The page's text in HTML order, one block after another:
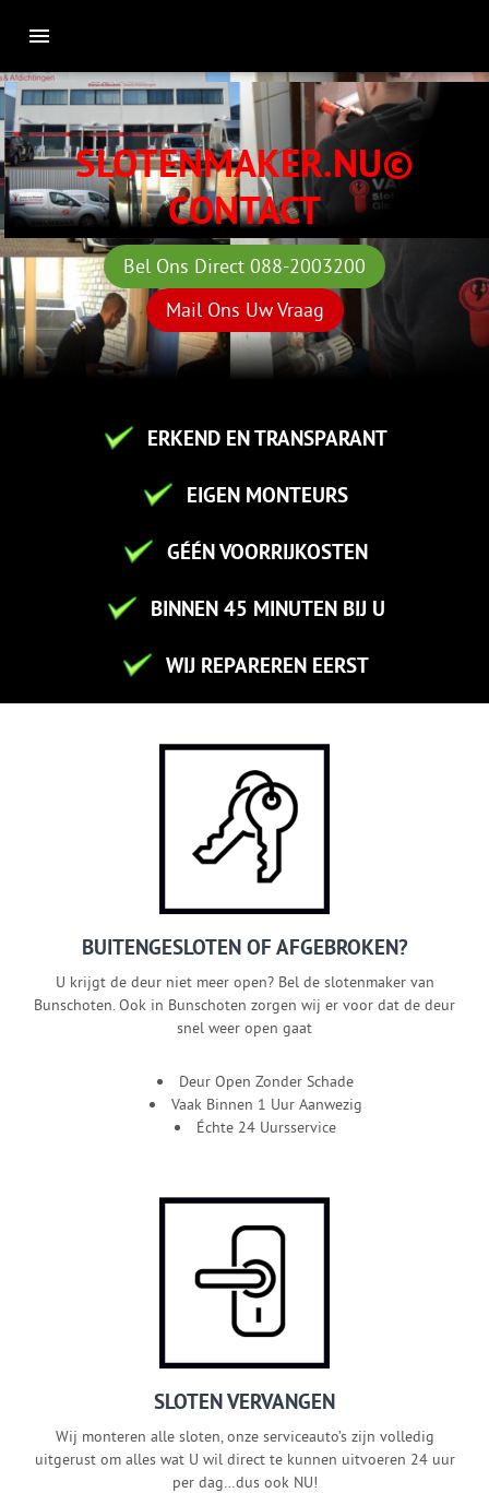
SLOTENMAKER.NU©
CONTACT
Bel Ons Direct 088-2003200
Mail Ons Uw Vraag
ERKEND EN TRANSPARANT
EIGEN MONTEURS
GÉÉN VOORRIJKOSTEN
BINNEN 45 MINUTEN BIJ U
WIJ REPAREREN EERST
BUITENGESLOTEN OF AFGEBROKEN?
U krijgt de deur niet meer open? Bel de slotenmaker van
Bunschoten. Ook in Bunschoten zorgen wij er voor dat de deur
snel weer open gaat
Deur Open Zonder Schade
Vaak Binnen 1 Uur Aanwezig
Échte 24 Uursservice
SLOTEN VERVANGEN
Wij monteren alle sloten, onze serviceauto’s zijn volledig
uitgerust om alles wat U wil direct te kunnen uitvoeren 24 uur
per dag…dus ook NU!